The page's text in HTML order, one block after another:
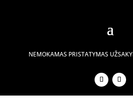
NEMOKAMAS PRISTATYMAS